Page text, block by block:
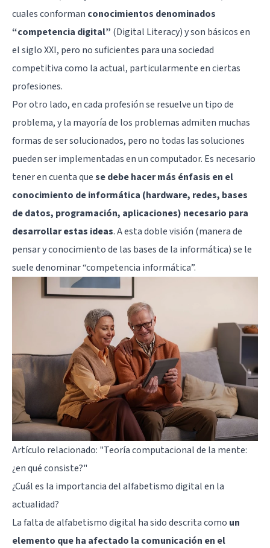
cuales conforman conocimientos denominados
“competencia digital” (Digital Literacy) y son básicos en
el siglo XXI, pero no suficientes para una sociedad
competitiva como la actual, particularmente en ciertas
profesiones.
Por otro lado, en cada profesión se resuelve un tipo de
problema, y la mayoría de los problemas admiten muchas
formas de ser solucionados, pero no todas las soluciones
pueden ser implementadas en un computador. Es necesario
tener en cuenta quese debe hacer más énfasis en el
conocimiento de informática (hardware, redes, bases
de datos, programación, aplicaciones) necesario para
desarrollar estas ideas. A esta doble visión (manera de
pensar y conocimiento de las bases de la informática) se le
suele denominar “competencia informática”.
Artículo relacionado: "Teoría computacional de la mente:
¿en qué consiste?"
¿Cuál es la importancia del alfabetismo digital en la
actualidad?
La falta de alfabetismo digital ha sido descrita como un
elemento que ha afectado la comunicación en el